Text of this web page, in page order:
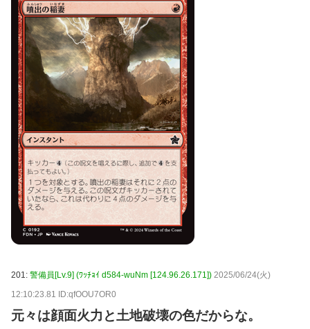
201: 警備員[Lv.9] (ﾜｯﾁｮｲ d584-wuNm [124.96.26.171]) 2025/06/24(火)
12:10:23.81 ID:qfOOU7OR0
元々は顔面火力と土地破壊の色だからな。